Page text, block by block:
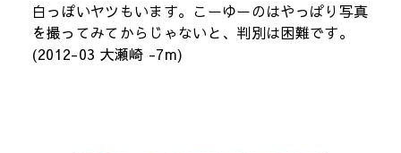
白っぽいヤツもいます。こーゆーのはやっぱり写真
を撮ってみてからじゃないと、判別は困難です。
(2012-03 大瀬崎 -7m)